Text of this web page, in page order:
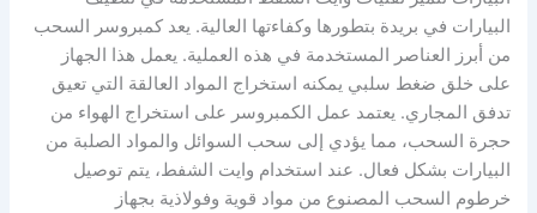
البيارات في بريدة بتطورها وكفاءتها العالية. يعد كمبروسر السحب
من أبرز العناصر المستخدمة في هذه العملية. يعمل هذا الجهاز
على خلق ضغط سلبي يمكنه استخراج المواد العالقة التي تعيق
تدفق المجاري. يعتمد عمل الكمبروسر على استخراج الهواء من
حجرة السحب، مما يؤدي إلى سحب السوائل والمواد الصلبة من
البيارات بشكل فعال. عند استخدام وايت الشفط، يتم توصيل
خرطوم السحب المصنوع من مواد قوية وفولاذية بجهاز